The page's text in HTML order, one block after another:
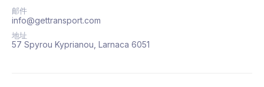
邮件
info@gettransport.com
地址
57 Spyrou Kyprianou, Larnaca 6051